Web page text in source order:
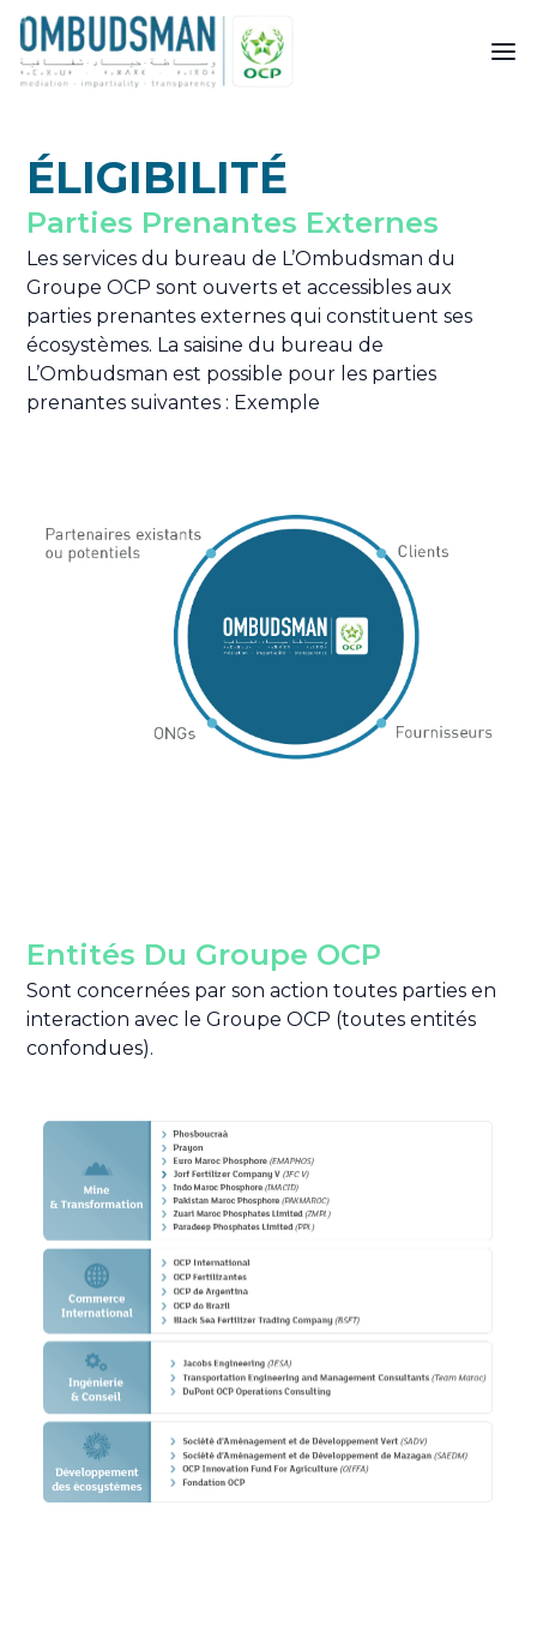
ÉLIGIBILITÉ
Parties Prenantes Externes
Les services du bureau de L’Ombudsman du
Groupe OCP sont ouverts et accessibles aux
parties prenantes externes qui constituent ses
écosystèmes. La saisine du bureau de
L’Ombudsman est possible pour les parties
prenantes suivantes : Exemple
Entités Du Groupe OCP
Sont concernées par son action toutes parties en
interaction avec le Groupe OCP (toutes entités
confondues).